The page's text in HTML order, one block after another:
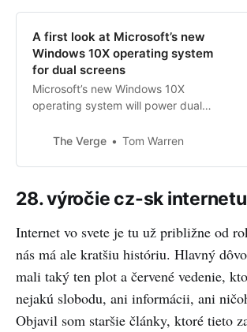
A first look at Microsoft’s new
Windows 10X operating system
for dual screens
Microsoft’s new Windows 10X
operating system will power dual-
Neo. A new emulator gives us a
is making, and how it’s modernizing
Windows 10 in the process.
The Verge Tom Warren
28. výročie cz-sk internetu
Internet vo svete je tu už približne od
nás má ale kratšiu históriu. Hlavný
mali taký ten plot a červené vedenie,
nejakú slobodu, ani informácii, ani
Objavil som staršie články, ktoré tieto